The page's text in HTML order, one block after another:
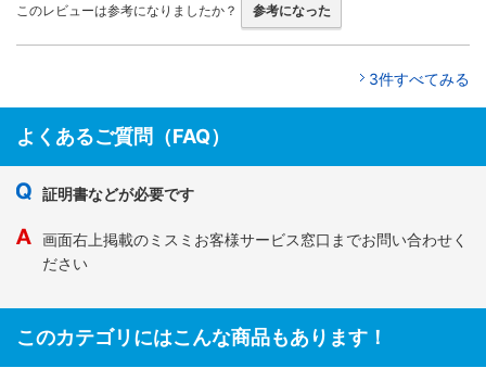
このレビューは参考になりましたか？ 参考になった
3件すべてみる
よくあるご質問（FAQ）
証明書などが必要です
画面右上掲載のミスミお客様サービス窓口までお問い合わせく
ださい
このカテゴリにはこんな商品もあります！